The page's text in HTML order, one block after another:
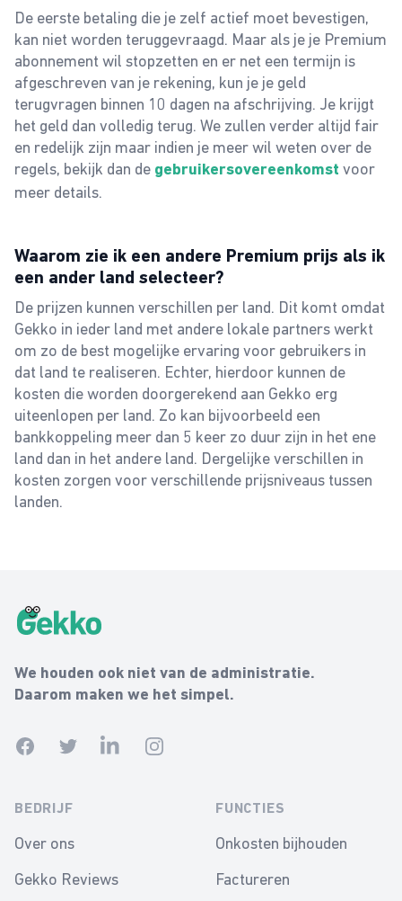
De eerste betaling die je zelf actief moet bevestigen,
kan niet worden teruggevraagd. Maar als je je Premium
abonnement wil stopzetten en er net een termijn is
afgeschreven van je rekening, kun je je geld
terugvragen binnen 10 dagen na afschrijving. Je krijgt
het geld dan volledig terug. We zullen verder altijd fair
en redelijk zijn maar indien je meer wil weten over de
regels, bekijk dan de gebruikersovereenkomst voor
meer details.
Waarom zie ik een andere Premium prijs als ik
een ander land selecteer?
De prijzen kunnen verschillen per land. Dit komt omdat
Gekko in ieder land met andere lokale partners werkt
om zo de best mogelijke ervaring voor gebruikers in
dat land te realiseren. Echter, hierdoor kunnen de
kosten die worden doorgerekend aan Gekko erg
uiteenlopen per land. Zo kan bijvoorbeeld een
bankkoppeling meer dan 5 keer zo duur zijn in het ene
land dan in het andere land. Dergelijke verschillen in
kosten zorgen voor verschillende prijsniveaus tussen
landen.
Gekko
We houden ook niet van de administratie.
Daarom maken we het simpel.
FacebookTwitterLinkedinInstagram
BEDRIJF
Over ons
Gekko Reviews
FUNCTIES
Onkosten bijhouden
Factureren